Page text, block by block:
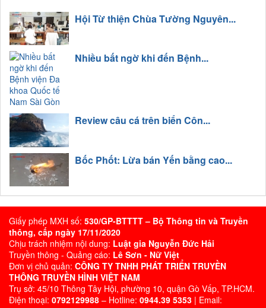
Hội Từ thiện Chùa Tường Nguyên...
Nhiều bất ngờ khi đến Bệnh...
Review câu cá trên biển Côn...
Bốc Phốt: Lừa bán Yến bằng cao...
Giấy phép MXH số: 530/GP-BTTTT – Bộ Thông tin và Truyền
thông, cấp ngày 17/11/2020
Chịu trách nhiệm nội dung: Luật gia Nguyễn Đức Hải
Truyền thông - Quảng cáo: Lê Sơn - Nữ Việt
Đơn vị chủ quản: CÔNG TY TNHH PHÁT TRIỂN TRUYỀN
THÔNG TRUYỀN HÌNH VIỆT NAM
Trụ sở: 45/10 Thông Tây Hội, phường 10, quận Gò Vấp, TP.HCM.
Điện thoại: 0792129988 – Hotline: 0944.39 5353 | Email: